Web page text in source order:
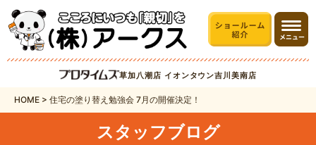
草加八潮店 イオンタウン吉川美南店
HOME > 住宅の塗り替え勉強会 7月の開催決定！
スタッフブログ